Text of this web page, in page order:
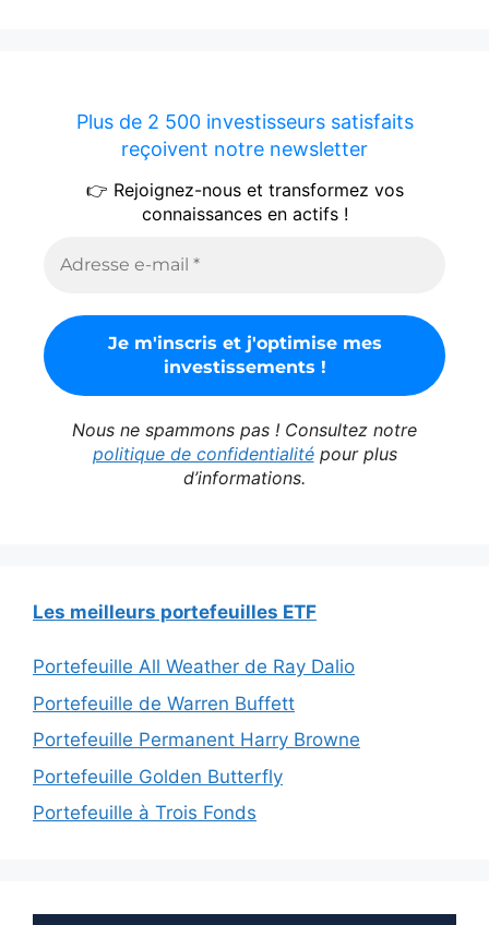
Plus de 2 500 investisseurs satisfaits
reçoivent notre newsletter
👉 Rejoignez-nous et transformez vos
connaissances en actifs !
Nous ne spammons pas ! Consultez notre
politique de confidentialitépour plus
d’informations.
Les meilleurs portefeuilles ETF
Portefeuille All Weather de Ray Dalio
Portefeuille de Warren Buffett
Portefeuille Permanent Harry Browne
Portefeuille Golden Butterfly
Portefeuille à Trois Fonds